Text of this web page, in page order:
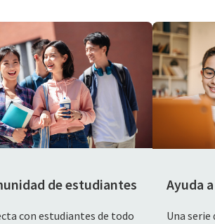
de estudiantes
con estudiantes de todo
Ayuda
Una